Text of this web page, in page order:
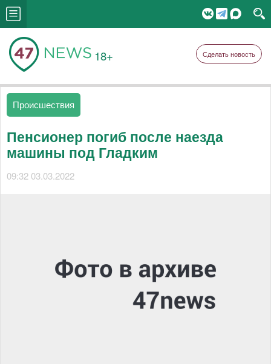
18+ Сделать новость
Происшествия
Пенсионер погиб после наезда
машины под Гладким
09:32 03.03.2022